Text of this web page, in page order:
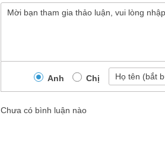
Anh Chị
Chưa có bình luận nào